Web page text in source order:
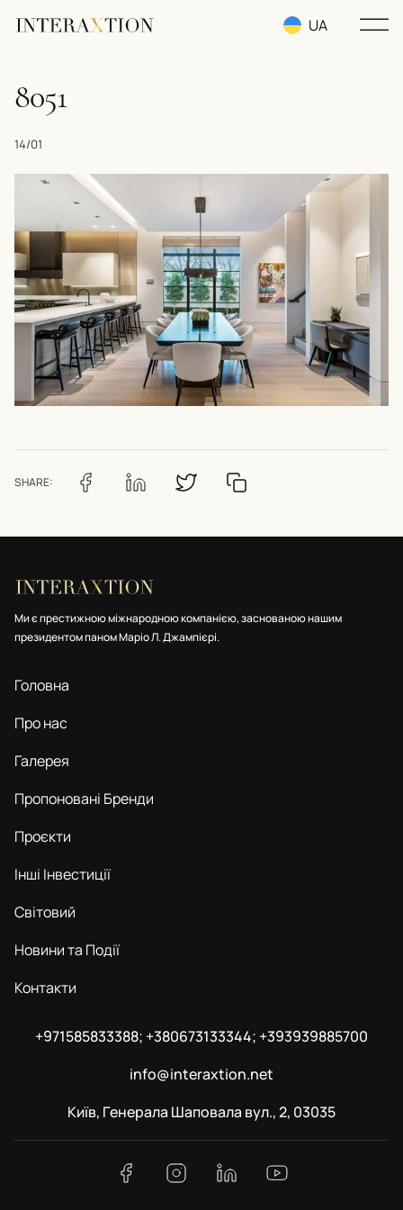
UA
8051
14/01
SHARE:
Ми є престижною міжнародною компанією, заснованою нашим
президентом паном Маріо Л. Джампієрі.
Головна
Про нас
Галерея
Пропоновані Бренди
Проєкти
Інші Інвестиції
Світовий
Новини та Події
Контакти
+971585833388; +380673133344; +393939885700
info@interaxtion.net
Київ, Генерала Шаповала вул., 2, 03035